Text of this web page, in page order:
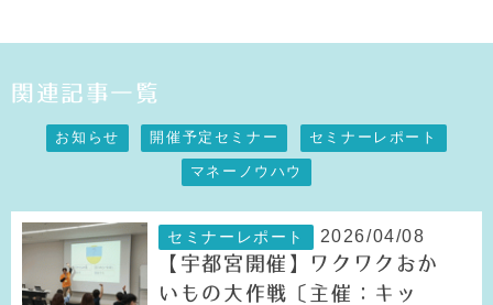
関連記事一覧
お知らせ 開催予定セミナー セミナーレポート
マネーノウハウ
セミナーレポート 2026/04/08
【宇都宮開催】ワクワクおか
いもの大作戦〔主催：キッ